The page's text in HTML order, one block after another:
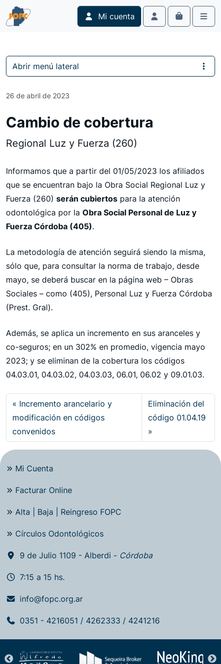
Skip to content
Skip to footer
Mi cuenta
Account
Cart
26 de abril de 2023
Cambio de cobertura
Regional Luz y Fuerza (260)
Informamos que a partir del 01/05/2023 los afiliados
que se encuentran bajo la Obra Social Regional Luz y
Fuerza (260) serán cubiertos para la atención
odontológica por la Obra Social Personal de Luz y
Fuerza Córdoba (405).
La metodología de atención seguirá siendo la misma,
sólo que, para consultar la norma de trabajo, desde
mayo, se deberá buscar en la página web – Obras
Sociales – como (405), Personal Luz y Fuerza Córdoba
(Prest. Gral).
Además, se aplica un incremento en sus aranceles y
co-seguros; en un 302% en promedio, vigencia mayo
2023; y se eliminan de la cobertura los códigos
04.03.01, 04.03.02, 04.03.03, 06.01, 06.02 y 09.01.03.
Incremento arancelario y
modificación en códigos
convenidos
Eliminación del
código 01.04.19
Abrir menú lateral
Mi Cuenta
Facturar Online
Alta | Baja | Reingreso FOPC
Círculos Odontológicos
9 de Julio 1109 - Alberdi - Córdoba
7:15 a 15 hs.
info@fopc.org.ar
0351 - 4216051 / 4262333 / 4241216